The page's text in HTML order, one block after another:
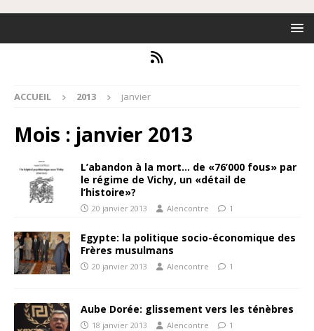
ACCUEIL 2013 janvier
Mois : janvier 2013
L’abandon à la mort… de «76’000 fous» par
le régime de Vichy, un «détail de
l’histoire»?
20 janvier 2013 Alencontre 1
Egypte: la politique socio-économique des
Frères musulmans
20 janvier 2013 Alencontre 1
Aube Dorée: glissement vers les ténèbres
18 janvier 2013 Alencontre 1